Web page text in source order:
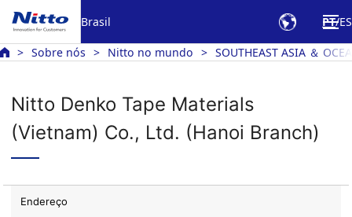
Brasil PT ES
Sobre nós Nitto no mundo SOUTHEAST ASIA ＆
Nitto Denko Tape Materials
(Vietnam) Co., Ltd. (Hanoi Branch)
Endereço